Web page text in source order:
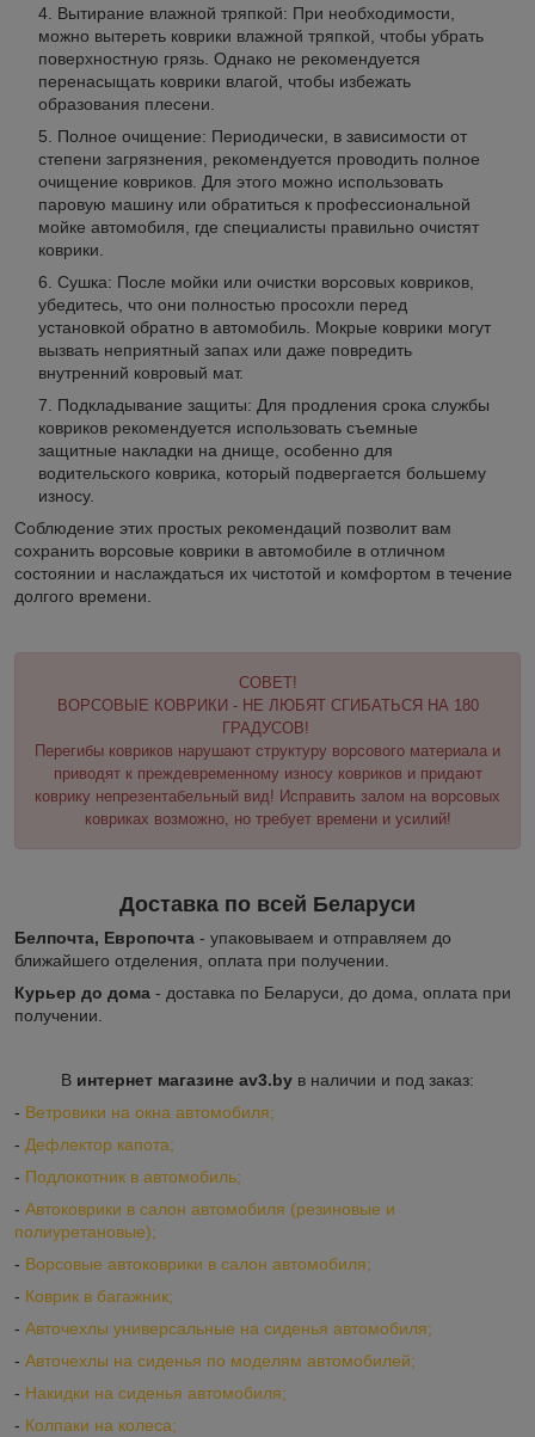
Вытирание влажной тряпкой: При необходимости,
можно вытереть коврики влажной тряпкой, чтобы убрать
поверхностную грязь. Однако не рекомендуется
перенасыщать коврики влагой, чтобы избежать
образования плесени.
Полное очищение: Периодически, в зависимости от
степени загрязнения, рекомендуется проводить полное
очищение ковриков. Для этого можно использовать
паровую машину или обратиться к профессиональной
мойке автомобиля, где специалисты правильно очистят
коврики.
Сушка: После мойки или очистки ворсовых ковриков,
убедитесь, что они полностью просохли перед
установкой обратно в автомобиль. Мокрые коврики могут
вызвать неприятный запах или даже повредить
внутренний ковровый мат.
Подкладывание защиты: Для продления срока службы
ковриков рекомендуется использовать съемные
защитные накладки на днище, особенно для
водительского коврика, который подвергается большему
износу.
Соблюдение этих простых рекомендаций позволит вам
сохранить ворсовые коврики в автомобиле в отличном
состоянии и наслаждаться их чистотой и комфортом в течение
долгого времени.
СОВЕТ!
ВОРСОВЫЕ КОВРИКИ - НЕ ЛЮБЯТ СГИБАТЬСЯ НА 180
ГРАДУСОВ!
Перегибы ковриков нарушают структуру ворсового материала и
приводят к преждевременному износу ковриков и придают
коврику непрезентабельный вид! Исправить залом на ворсовых
ковриках возможно, но требует времени и усилий!
Доставка по всей Беларуси
Белпочта, Европочта - упаковываем и отправляем до
ближайшего отделения, оплата при получении.
Курьер до дома - доставка по Беларуси, до дома, оплата при
получении.
В интернет магазине av3.by в наличии и под заказ:
- Ветровики на окна автомобиля;
- Дефлектор капота;
- Подлокотник в автомобиль;
- Автоковрики в салон автомобиля (резиновые и
полиуретановые);
- Ворсовые автоковрики в салон автомобиля;
- Коврик в багажник;
- Авточехлы универсальные на сиденья автомобиля;
- Авточехлы на сиденья по моделям автомобилей;
- Накидки на сиденья автомобиля;
- Колпаки на колеса;